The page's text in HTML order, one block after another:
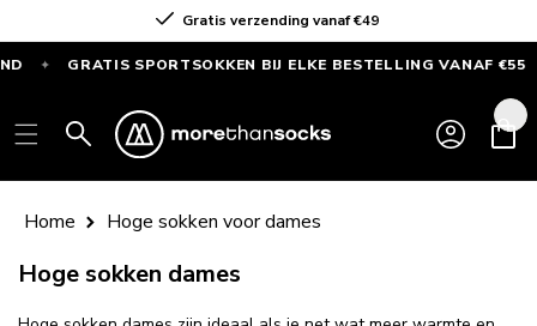
content
Gratis verzending vanaf €49
✦ GRATIS SPORTSOKKEN BIJ ELKE BESTELLING VANAF €55 ✦
SPORTSOKKEN
bij
elke
bestelling
€55
Inloggen
Home Hoge sokken voor dames
Hoge sokken dames